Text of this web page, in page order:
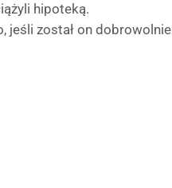
hipoteką.
jeśli został on dobrowolnie